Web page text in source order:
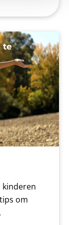
te
kinderen
om